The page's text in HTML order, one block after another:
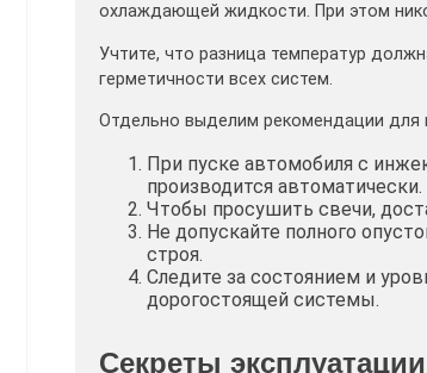
охлаждающей жидкости. При этом
Учтите, что разница температур
герметичности всех систем.
Отдельно выделим рекомендации для
При пуске автомобиля с
производится автоматически.
Чтобы просушить свечи,
Не допускайте полного
строя.
Следите за состоянием и
дорогостоящей системы.
Секреты